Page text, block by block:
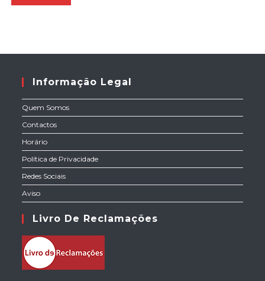
Informação Legal
Quem Somos
Contactos
Horário
Política de Privacidade
Redes Sociais
Aviso
Livro De Reclamações